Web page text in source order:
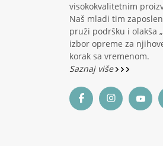
visokokvalitetnim
Naš mladi tim
pruži podršku i olakša
izbor opreme za
korak sa vremenom.
Saznaj više